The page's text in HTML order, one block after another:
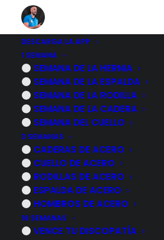
DESCARGA LA APP
1 SEMANA
SEMANA DE LA HERNIA
SEMANA DE LA ESPALDA
SEMANA DE LA RODILLA
SEMANA DE LA CADERA
SEMANA DEL CUELLO
3 SEMANAS
CADERAS DE ACERO
CUELLO DE ACERO
RODILLAS DE ACERO
ESPALDA DE ACERO
HOMBROS DE ACERO
16 SEMANAS
VENCE TU DISCOPATÍA
ejercicios
CAMA
2 JUNIO, 2026 | POR